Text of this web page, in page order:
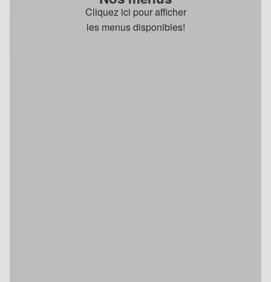
Cliquez ici pour afficher
les menus disponibles!